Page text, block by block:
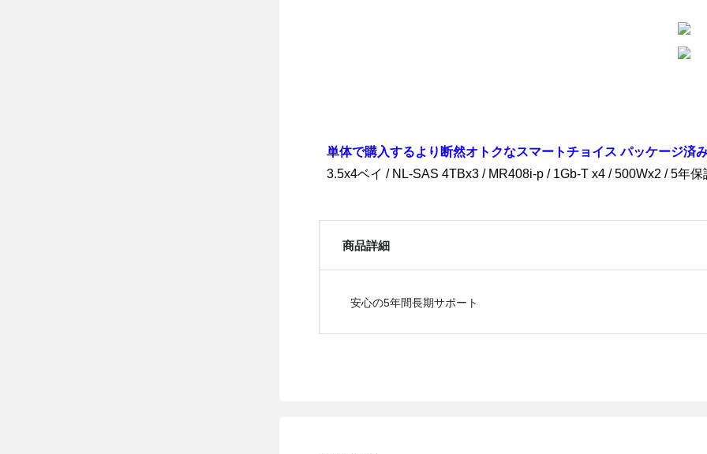
単体で購入するより断然オトクなスマートチョイス パッケージ済
3.5x4ベイ / NL-SAS 4TBx3 / MR408i-p / 1Gb-T x4 / 500Wx2 / 5年保
商品詳細
安心の5年間長期サポート